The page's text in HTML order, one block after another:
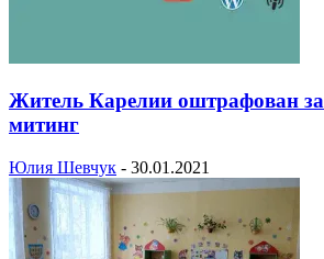
Житель Карелии оштрафован
митинг
Юлия Шевчук - 30.01.2021